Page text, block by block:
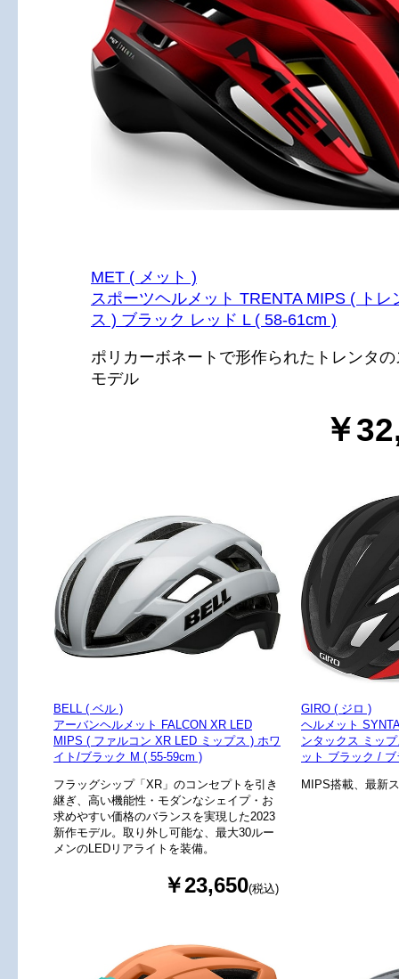
MET ( メット )
スポーツヘルメット TRENTA MIPS ( トレ
ス ) ブラック レッド L ( 58-61cm )
ポリカーボネートで形作られたトレンタ
モデル
￥
BELL ( ベル )
アーバンヘルメット FALCON XR LED
MIPS ( ファルコン XR LED ミップス ) ホワ
イト/ブラック M ( 55-59cm )
フラッグシップ「XR」のコンセプトを引き
継ぎ、高い機能性・モダンなシェイプ・お
求めやすい価格のバランスを実現した2023
新作モデル。取り外し可能な、最大30ルー
メンのLEDリアライトを装備。
￥23,650(税込)
GIRO ( ジロ )
ヘルメット
ンタックス ミッ
ット ブラック /
MIPS搭載、最新